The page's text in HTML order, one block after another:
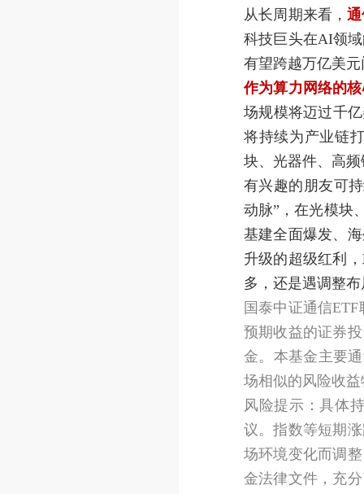
从长周期来看，
科技巨头在AI领
有望跨越万亿美
作为算力网络的
场规模将迈过千
将持续为产业链
块、光器件、高
有兴趣的朋友可
动脉”，在光模块
基建全面爆发、
升级的超级红利
多，还是遇调整
国泰中证通信
预期收益的证券
金。本基金主要
场相似的风险收
风险提示：具体
议。指数等短期
场环境变化而调
金法律文件，充